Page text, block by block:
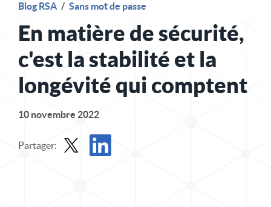
Blog RSA / Sans mot de passe
En matière de sécurité,
c'est la stabilité et la
longévité qui comptent
10 novembre 2022
Partager: